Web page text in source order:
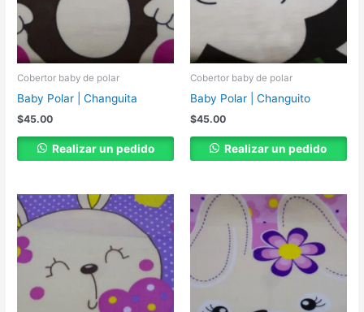
Cobertor baby de polar
Baby Polar | Changuita
$45.00
Realizar un pedido
Cobertor baby de polar
Baby Polar | Changuito
$45.00
Realizar un pedido